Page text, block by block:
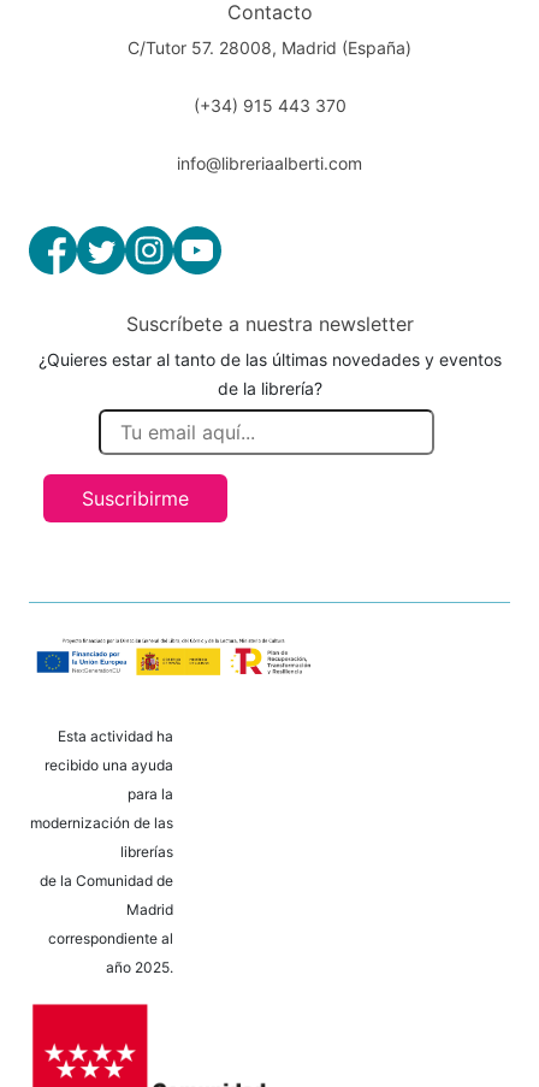
Contacto
C/Tutor 57. 28008, Madrid (España)
(+34) 915 443 370
info@libreriaalberti.com
Suscríbete a nuestra newsletter
¿Quieres estar al tanto de las últimas novedades y eventos
de la librería?
Suscribirme
Esta actividad ha
recibido una ayuda
para la
modernización de las
librerías
de la Comunidad de
Madrid
correspondiente al
año 2025.